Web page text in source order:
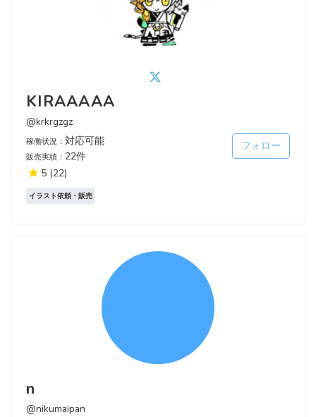
KIRAAAAA
@krkrgzgz
稼働状況： 対応可能
販売実績： 22件
5 (22)
フォロー
イラスト依頼・販売
n
@nikumaipan